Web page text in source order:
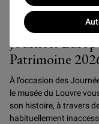
Journées
Patrimoine
Événements
À l’occasion des
le musée du Louvre
son histoire, à travers
habituellement